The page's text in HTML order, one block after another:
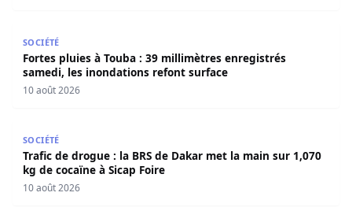
SOCIÉTÉ
Fortes pluies à Touba : 39 millimètres enregistrés
samedi, les inondations refont surface
10 août 2026
SOCIÉTÉ
Trafic de drogue : la BRS de Dakar met la main sur 1,070
kg de cocaïne à Sicap Foire
10 août 2026